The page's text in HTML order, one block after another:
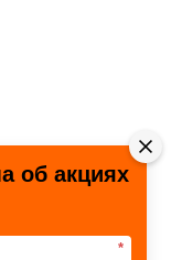
об акциях
*